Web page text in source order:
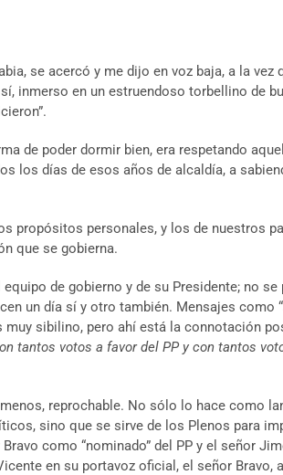
se acercó y me dijo en voz baja, a la vez
inmerso en un estruendoso torbellino de
de poder dormir bien, era respetando
los días de esos años de alcaldía, a
propósitos personales, y los de nuestros
que se gobierna.
de gobierno y de su Presidente; no se
un día sí y otro también. Mensajes como “
muy sibilino, pero ahí está la connotación
tantos votos a favor del PP y con tantos
reprochable. No sólo lo hace como
sino que se sirve de los Plenos para
como “nominado” del PP y el señor
en su portavoz oficial, el señor Bravo,